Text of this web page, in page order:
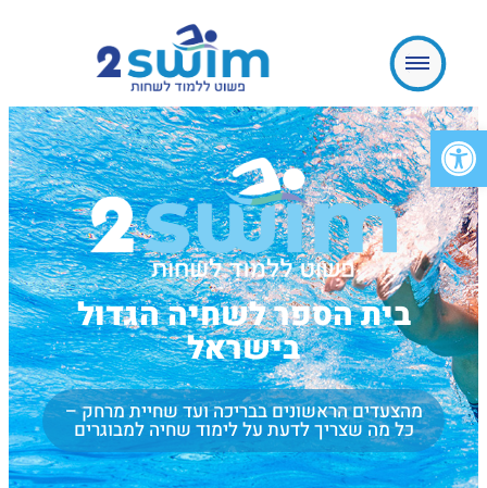
פתח סרגל נגישות
בית הספר לשחיה הגדול
בישראל
מהצעדים הראשונים בבריכה ועד שחיית מרחק –
כל מה שצריך לדעת על לימוד שחיה למבוגרים